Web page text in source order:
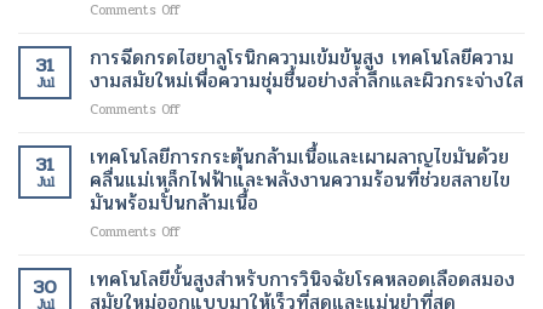
สมัย
ผิว
อย่าง
เป็น
จัดการ
หนัก
สมัย
สำหรับ
รักษา
ภาวะ
หัวใจ
เต้น
จังหวะ
Comments Offon
สแกน
กระเพาะ
ปัสสาวะ
ด้วย
ซา
วนด์
3
มิติ
ความ
ครั้ง
สำคัญ
31
Jul
การฉีดกรดไฮยาลูโรนิกความเข้มข้นสูง เทคโนโลยีความ
งามสมัยใหม่เพื่อความชุ่มชื้นอย่างล้ำลึกและผิวกระจ่างใส
Comments Offon
ฉีด
กรด
ไฮ
ยา
ลู
นิก
ความ
31
Jul
เทคโนโลยีการกระตุ้นกล้ามเนื้อและเผาผลาญไขมันด้วย
คลื่นแม่เหล็กไฟฟ้าและพลังงานความร้อนที่ช่วยสลายไข
มันพร้อมปั้นกล้ามเนื้อ
Comments Offon
การก
ระ
30
Jul
เทคโนโลยีขั้นสูงสำหรับการวินิจฉัยโรคหลอดเลือดสมอง
สมัยใหม่ออกแบบมาให้เร็วที่สุดและแม่นยำที่สุด